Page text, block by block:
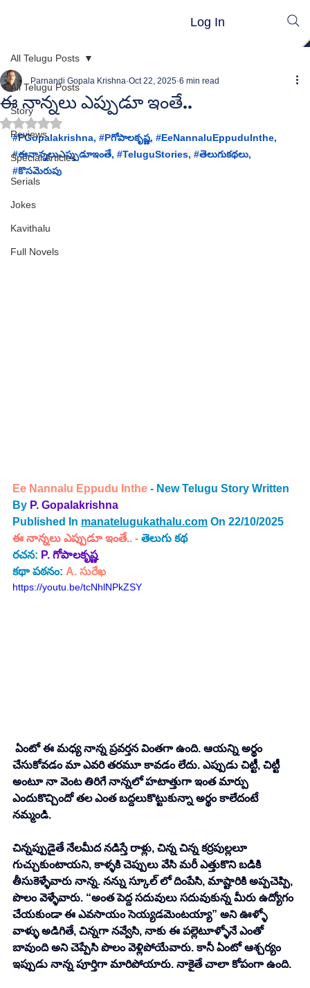
Log In
All Telugu Posts
Story
Reviews
Special Articles
Serials
Jokes
Kavithalu
Full Novels
All Telugu Posts
ఈ నాన్నలు ఎప్పుడూ ఇంతే..
Parnandi Gopala Krishna Oct 22, 2025 6 min read
Rated NaN out of 5 stars.
#PGopalakrishna, #Pగోపాలకృష్ణ, #EeNannaluEppuduInthe,
#ఈనాన్నలుఎప్పుడూఇంతే, #TeluguStories, #తెలుగుకథలు,
#కొసమెరుపు
Ee Nannalu Eppudu Inthe - New Telugu Story Written
By P. Gopalakrishna
Published In manatelugukathalu.com On 22/10/2025
ఈ నాన్నలు ఎప్పుడూ ఇంతే.. - తెలుగు కథ
రచన: P. గోపాలకృష్ణ
కథా పఠనం: A. సురేఖ
https://youtu.be/tcNhlNPkZSY
ఏంటో ఈ మధ్య నాన్న ప్రవర్తన వింతగా ఉంది. ఆయన్ని అర్థం
చేసుకోవడం మా ఎవరి తరమూ కావడం లేదు. ఎప్పుడు చిట్టీ, చిట్టీ
అంటూ నా వెంట తిరిగే నాన్నలో హటాత్తుగా ఇంత మార్పు
ఎందుకొచ్చిందో తల ఎంత బద్దలుకొట్టుకున్నా అర్థం కాలేదంటే
నమ్మండి.
చిన్నప్పుడైతే నేలమీద నడిస్తే రాళ్లు, చిన్న చిన్న కర్రపుల్లలూ
గుచ్చుకుంటాయని, కాళ్ళకి చెప్పులు వేసి మరీ ఎత్తుకొని బడికి
తీసుకెళ్ళేవారు నాన్న. నన్ను స్కూల్ లో దింపేసి, మాష్టారికి అప్పచెప్పి,
పొలం వెళ్ళేవారు. “అంత పెద్ద సదువులు సదువుకున్న మీరు ఉద్యోగం
చేయకుండా ఈ ఎవసాయం సెయ్యడమెంటయ్యా” అని ఊళ్ళో
వాళ్ళు అడిగితే, చిన్నగా నవ్వేసి, నాకు ఈ పల్లెటూళ్ళోనే ఎంతో
బావుంది అని చెప్పేసి పొలం వెళ్లిపోయేవారు. కానీ ఏంటో ఆశ్చర్యం
ఇప్పుడు నాన్న పూర్తిగా మారిపోయారు. నాకైతే చాలా కోపంగా ఉంది.